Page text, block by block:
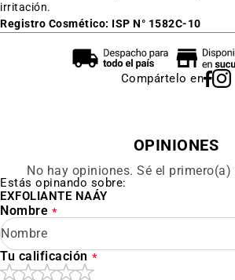
irritación.
Registro Cosmético: ISP N° 1582C-10
Compártelo en
OPINIONES
No hay opiniones. Sé el primero(a)
Estás opinando sobre:
EXFOLIANTE NAÁY
Nombre
Tu calificación